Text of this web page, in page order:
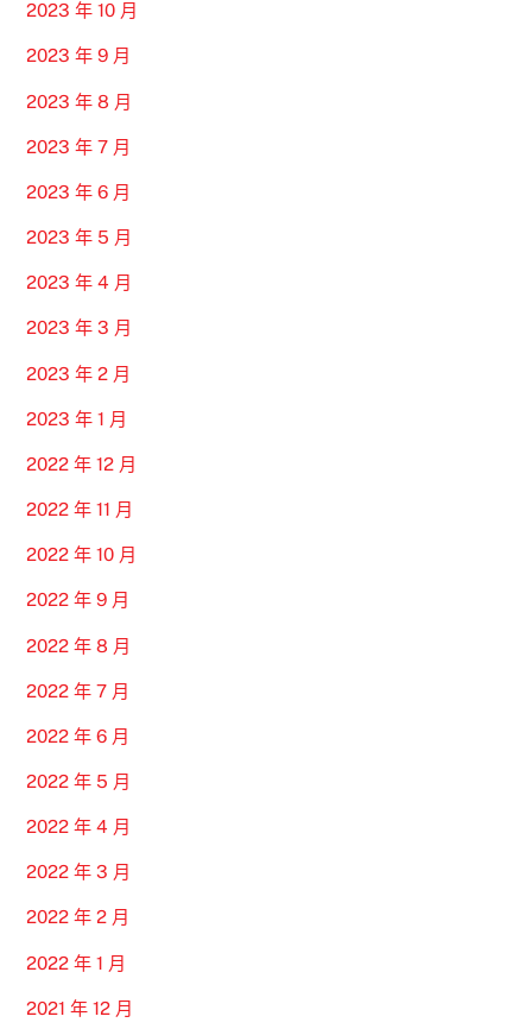
2023 年 10 月
2023 年 9 月
2023 年 8 月
2023 年 7 月
2023 年 6 月
2023 年 5 月
2023 年 4 月
2023 年 3 月
2023 年 2 月
2023 年 1 月
2022 年 12 月
2022 年 11 月
2022 年 10 月
2022 年 9 月
2022 年 8 月
2022 年 7 月
2022 年 6 月
2022 年 5 月
2022 年 4 月
2022 年 3 月
2022 年 2 月
2022 年 1 月
2021 年 12 月